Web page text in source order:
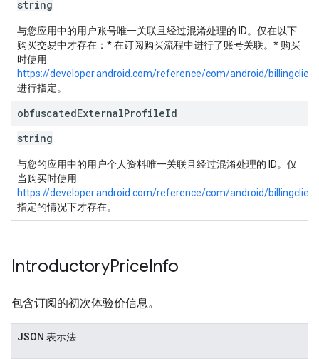
string
与您应用中的用户账号唯一关联且经过混淆处理的 ID。仅在以下
购买交易中才存在：* 在订阅购买流程中进行了账号关联。* 购买
时使用
https://developer.android.com/reference/com/android/
进行指定。
obfuscatedExternalProfileId
string
与您的应用中的用户个人资料唯一关联且经过混淆处理的 ID。仅
当购买时使用
https://developer.android.com/reference/com/android/
指定的情况下才存在。
IntroductoryPriceInfo
包含订阅的初次体验价信息。
JSON 表示法